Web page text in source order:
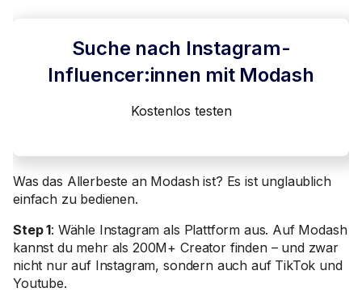
Suche nach Instagram-
Influencer:innen mit Modash
Kostenlos testen
Was das Allerbeste an Modash ist? Es ist unglaublich
einfach zu bedienen.
Step 1: Wähle Instagram als Plattform aus. Auf Modash
kannst du mehr als 200M+ Creator finden – und zwar
nicht nur auf Instagram, sondern auch auf TikTok und
Youtube.